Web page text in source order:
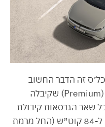
זה הדבר החשוב
ביותר. אז מלבד גרסת הכניסה (Premium) שקיבלה
קוט״ש, בכל שאר הגרסאות קיבולת
הסוללה גדלה מ-72.6 קוט״ש ל-84 קוט״ש (החל מרמת